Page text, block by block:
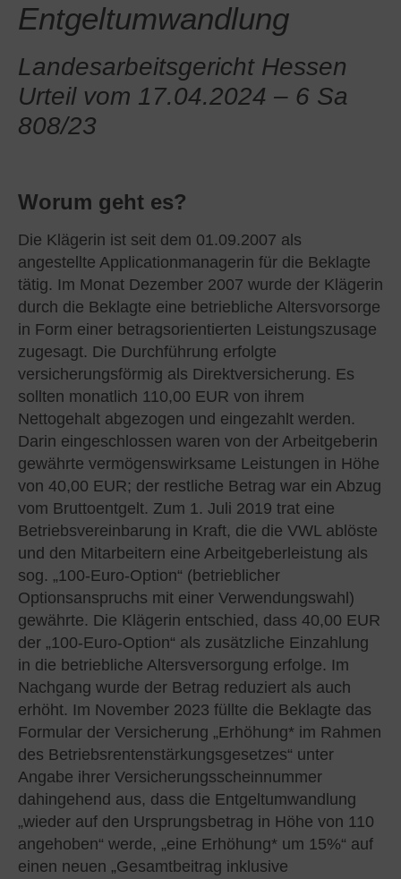
Entgeltumwandlung
Landesarbeitsgericht Hessen
Urteil vom 17.04.2024 – 6 Sa
808/23
Worum geht es?
Die Klägerin ist seit dem 01.09.2007 als
angestellte Applicationmanagerin für die Beklagte
tätig. Im Monat Dezember 2007 wurde der Klägerin
durch die Beklagte eine betriebliche Altersvorsorge
in Form einer betragsorientierten Leistungszusage
zugesagt. Die Durchführung erfolgte
versicherungsförmig als Direktversicherung. Es
sollten monatlich 110,00 EUR von ihrem
Nettogehalt abgezogen und eingezahlt werden.
Darin eingeschlossen waren von der Arbeitgeberin
gewährte vermögenswirksame Leistungen in Höhe
von 40,00 EUR; der restliche Betrag war ein Abzug
vom Bruttoentgelt. Zum 1. Juli 2019 trat eine
Betriebsvereinbarung in Kraft, die die VWL ablöste
und den Mitarbeitern eine Arbeitgeberleistung als
sog. „100-Euro-Option“ (betrieblicher
Optionsanspruchs mit einer Verwendungswahl)
gewährte. Die Klägerin entschied, dass 40,00 EUR
der „100-Euro-Option“ als zusätzliche Einzahlung
in die betriebliche Altersversorgung erfolge. Im
Nachgang wurde der Betrag reduziert als auch
erhöht. Im November 2023 füllte die Beklagte das
Formular der Versicherung „Erhöhung* im Rahmen
des Betriebsrentenstärkungsgesetzes“ unter
Angabe ihrer Versicherungsscheinnummer
dahingehend aus, dass die Entgeltumwandlung
„wieder auf den Ursprungsbetrag in Höhe von 110
angehoben“ werde, „eine Erhöhung* um 15%“ auf
einen neuen „Gesamtbeitrag inklusive